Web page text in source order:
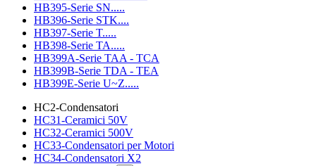
HB395-Serie SN.....
HB396-Serie STK....
HB397-Serie T.....
HB398-Serie TA.....
HB399A-Serie TAA - TCA
HB399B-Serie TDA - TEA
HB399E-Serie U~Z.....
HC2-Condensatori
HC31-Ceramici 50V
HC32-Ceramici 500V
HC33-Condensatori per Motori
HC34-Condensatori X2